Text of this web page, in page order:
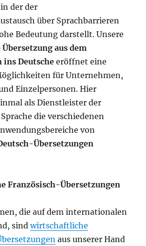
der der
über Sprachbarrieren
Bedeutung darstellt. Unsere
aus dem
ins Deutsche eröffnet eine
für Unternehmen,
Einzelpersonen. Hier
als Dienstleister der
die verschiedenen
von
Übersetzungen
Französisch-Übersetzungen
die auf dem internationalen
sindwirtschaftliche
aus unserer Hand